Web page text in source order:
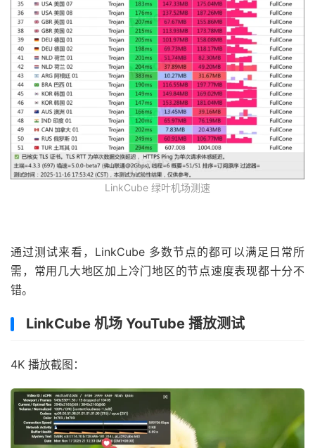
LinkCube 绿叶机场测速
通过测试来看，LinkCube 多数节点的都可以满足日常所
需，常用几大地区加上冷门地区的节点速度表现都十分不
错。
LinkCube 机场 YouTube 播放测试
4K 播放截图：